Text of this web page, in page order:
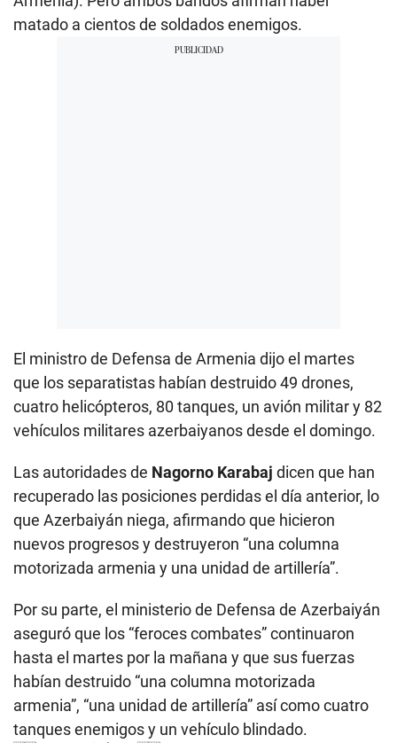
m
matado a cientos de soldados enemigos.
El ministro de Defensa de Armenia dijo el martes
que los separatistas habían destruido 49 drones,
cuatro helicópteros, 80 tanques, un avión militar y 82
vehículos militares azerbaiyanos desde el domingo.
Las autoridades de Nagorno Karabaj dicen que han
recuperado las posiciones perdidas el día anterior, lo
que Azerbaiyán niega, afirmando que hicieron
nuevos progresos y destruyeron “una columna
motorizada armenia y una unidad de artillería”.
Por su parte, el ministerio de Defensa de Azerbaiyán
aseguró que los “feroces combates” continuaron
hasta el martes por la mañana y que sus fuerzas
habían destruido “una columna motorizada
armenia”, “una unidad de artillería” así como cuatro
tanques enemigos y un vehículo blindado.